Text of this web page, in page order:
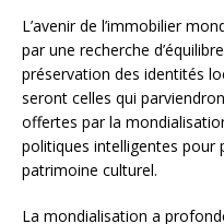
L’avenir de l’immobilier
par une recherche
préservation des identités
seront celles qui
offertes par la
politiques intelligentes pour
patrimoine culturel.
La mondialisation a